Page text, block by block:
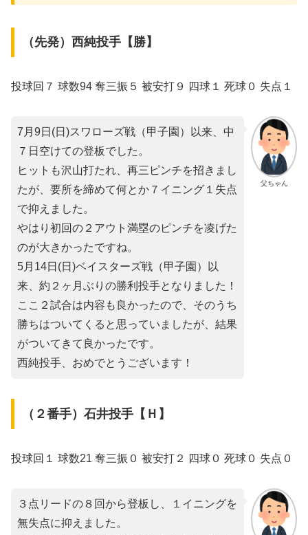
（先発）西純投手【勝】
投球回７ 球数94 奪三振５ 被安打９ 四球１ 死球０ 失点１
父ちゃん
7月9日(日)スワローズ戦（甲子園）以来、中
７日空けての登板でした。
ヒットも沢山打たれ、再三ピンチを招きまし
たが、要所を締めて何とか７イニング１失点
で抑えました。
やはり初回の２アウト満塁のピンチを凌げた
のが大きかったですね。
5月14日(日)ベイスターズ戦（甲子園）以
来、約２ヶ月ぶりの勝利投手となりました！
ここ２試合は内容も良かったので、そのうち
勝ちはついてくると思っていましたが、結果
がついてきて良かったです。
西純投手、おめでとうございます！
（２番手）石井投手【Ｈ】
投球回１ 球数21 奪三振０ 被安打２ 四球０ 死球０ 失点０
３点リードの８回から登板し、１イニングを
無失点に抑えました。